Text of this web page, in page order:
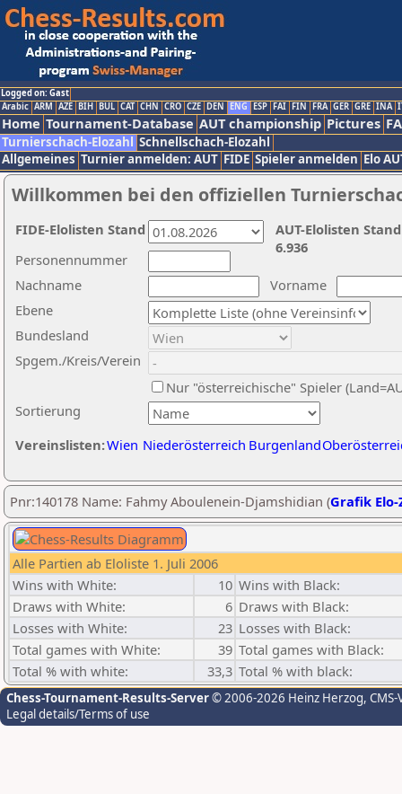
Logged on: Gast
Arabic ARM AZE BIH BUL CAT CHN CRO CZE DEN ENG ESP FAI FIN FRA GER GRE INA
Home Tournament-Database AUT championship Pictures
Turnierschach-Elozahl Schnellschach-Elozahl
Allgemeines Turnier anmelden: AUT FIDE Spieler anmelden Elo
Willkommen bei den offiziellen
Nachname
Vorname
Ebene
Sortierung
Personennummer
Bundesland
Spgem./Kreis/Verein
Nur "österreichische" Spieler
Vereinslisten:Wien Niederösterreich Burgenland
AUT-Elolisten
6.936
FIDE-Elolisten Stand
Pnr:140178 Name: Fahmy Aboulenein-Djamshidian (Grafik
Alle Partien ab Eloliste 1. Juli 2006
Wins with White:
10 Wins with Black:
Draws with White:
6 Draws with Black:
Losses with White:
23 Losses with Black:
Total games with White:
39 Total games with Black:
Total % with white:
33,3 Total % with black:
Chess-Tournament-Results-Server© 2006-2026 Heinz Herzog,
Legal details/Terms of use